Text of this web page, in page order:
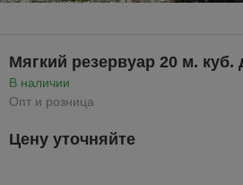
Мягкий резервуар 20 м. куб.
В наличии
Опт и розница
Цену уточняйте